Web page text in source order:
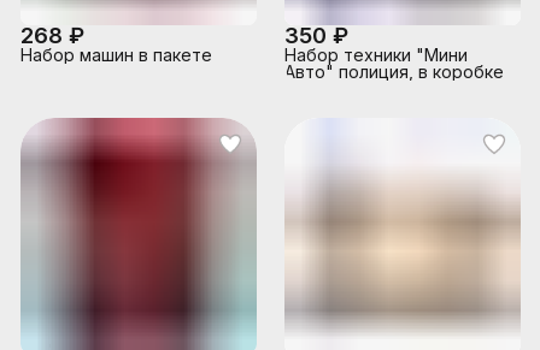
268 ₽
Набор машин в пакете
350 ₽
Набор техники "Мини
Авто" полиция, в коробке